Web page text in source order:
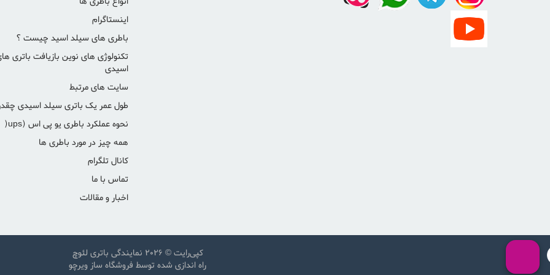
اینستاگرام
باطری های سیلد اسید چیست ؟
تکنولوژی های نوین بازیافت باتری
اسیدی
سایت های مرتبط
طول عمر یک باتری سیلد اسیدی
نحوه عملکرد باطری یو پی اس (ups(
همه چیز در مورد باطری ها
کانال تلگرام
تماس با ما
اخبار و مقالات
کپی‌رایت © 2026
نمایندگی باتری لئوچ
راه اندازی شده توسط فروشگاه ساز ویرچو